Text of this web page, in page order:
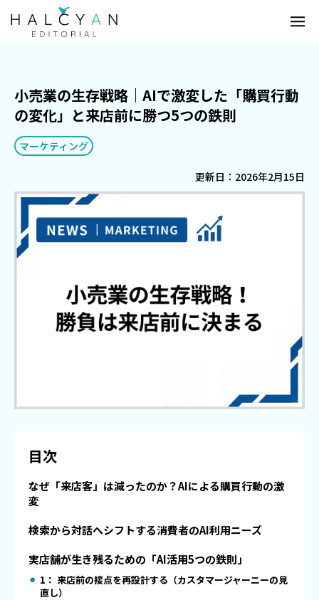
小売業の生存戦略｜AIで激変した「購買行動
の変化」と来店前に勝つ5つの鉄則
マーケティング
更新日：2026年2月15日
目次
なぜ「来店客」は減ったのか？AIによる購買行動の激
変
検索から対話へシフトする消費者のAI利用ニーズ
実店舗が生き残るための「AI活用5つの鉄則」
1： 来店前の接点を再設計する（カスタマージャーニーの見
直し）